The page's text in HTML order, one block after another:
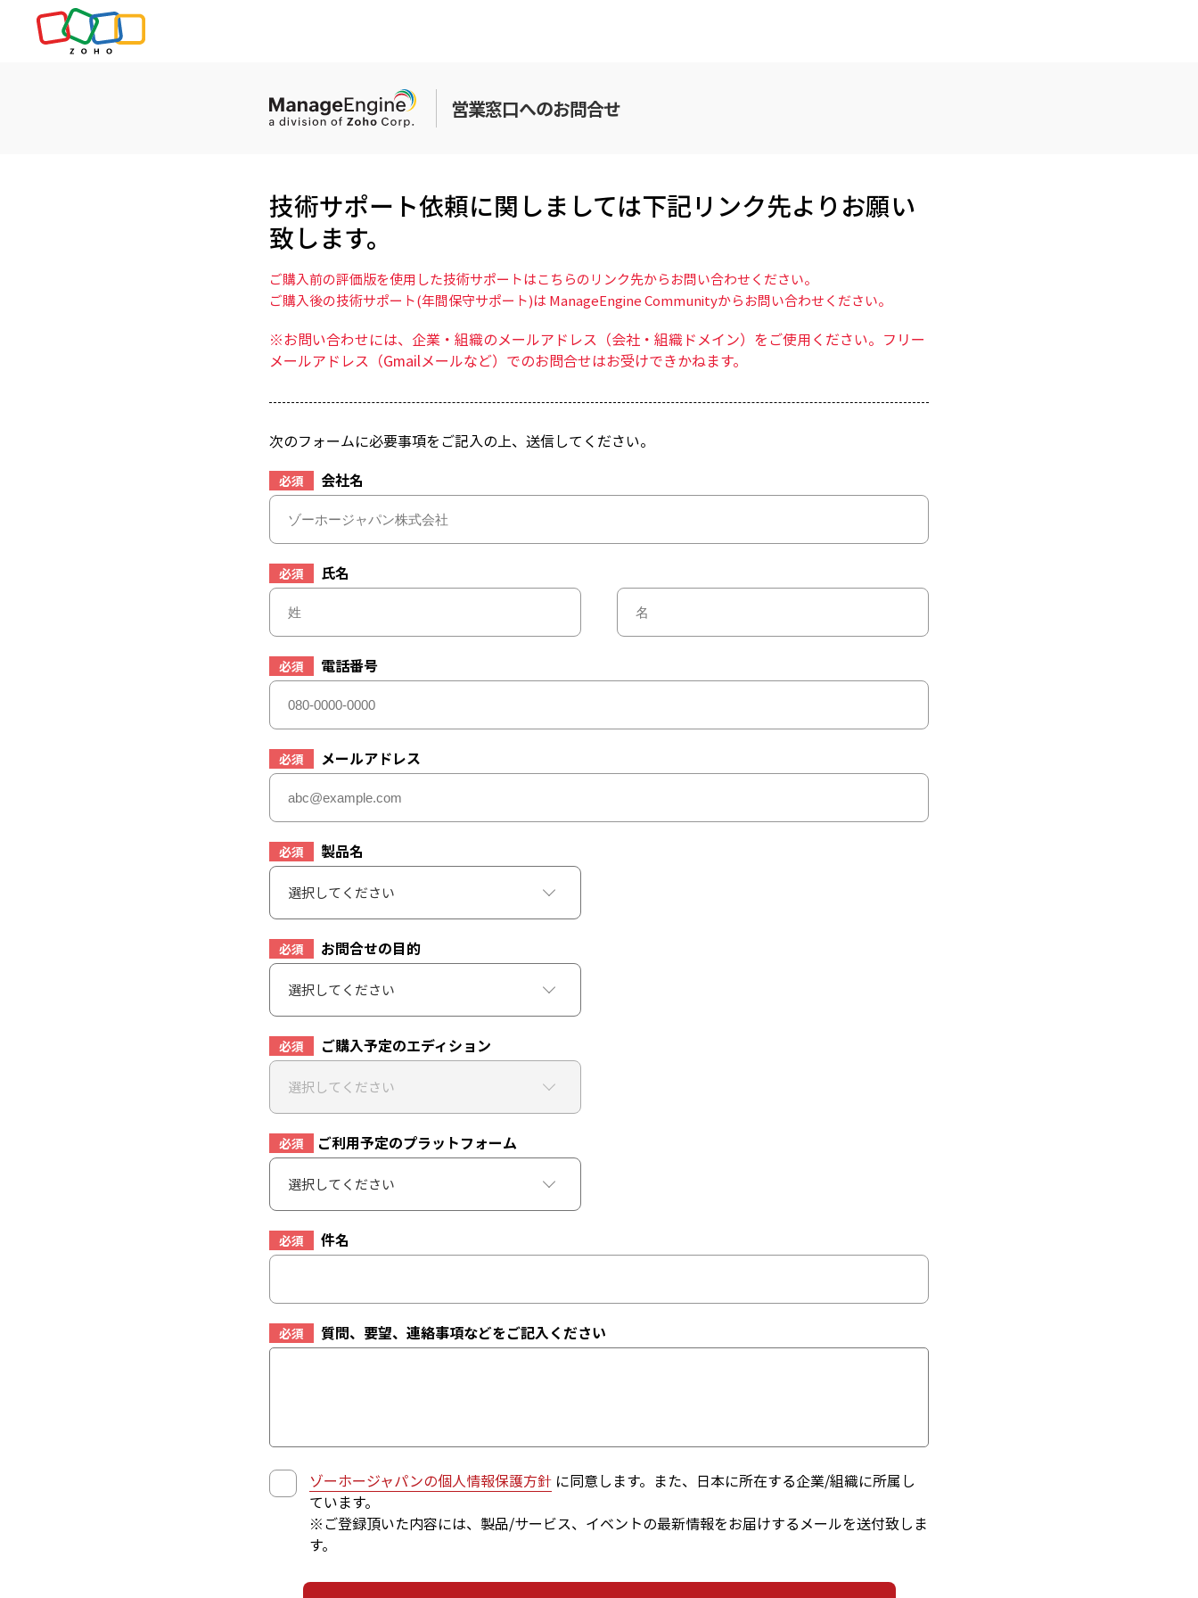
営業窓口へのお問合せ
技術サポート依頼に関しましては下記リンク先よりお願い
致します。
ご購入前の評価版を使用した技術サポートはこちらのリンク先からお問い合わせください。
ご購入後の技術サポート(年間保守サポート)は ManageEngine Communityからお問い合わせください。
※お問い合わせには、企業・組織のメールアドレス（会社・組織ドメイン）をご使用ください。フリー
メールアドレス（Gmailメールなど）でのお問合せはお受けできかねます。
次のフォームに必要事項をご記入の上、送信してください。
必須 会社名
必須 氏名
必須 電話番号
必須 メールアドレス
必須 製品名
選択してください
必須 お問合せの目的
選択してください
必須 ご購入予定のエディション
選択してください
必須 ご利用予定のプラットフォーム
選択してください
必須 件名
必須 質問、要望、連絡事項などをご記入ください
ゾーホージャパンの個人情報保護方針 に同意します。また、日本に所在する企業/組織に所属し
ています。
※ご登録頂いた内容には、製品/サービス、イベントの最新情報をお届けするメールを送付致しま
す。